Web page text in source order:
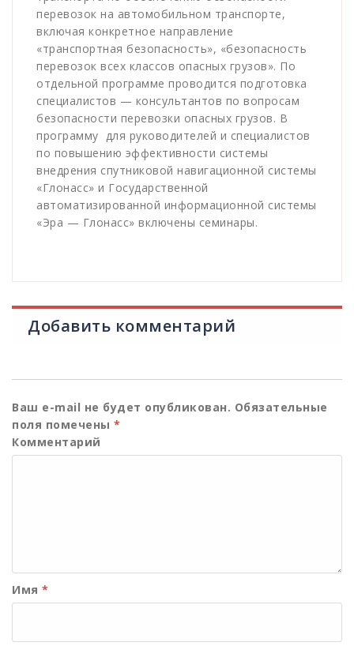
перевозок на автомобильном транспорте,
включая конкретное направление
«транспортная безопасность», «безопасность
перевозок всех классов опасных грузов». По
отдельной программе проводится подготовка
специалистов — консультантов по вопросам
безопасности перевозки опасных грузов. В
программу для руководителей и специалистов
по повышению эффективности системы
внедрения спутниковой навигационной системы
«Глонасс» и Государственной
автоматизированной информационной системы
«Эра — Глонасс» включены семинары.
Добавить комментарий
Ваш e-mail не будет опубликован. Обязательные
поля помечены *
Комментарий
Имя *